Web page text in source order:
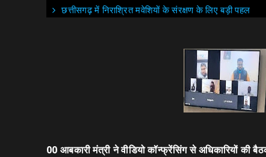
छत्तीसगढ़ में निराश्रित मवेशियों के संरक्षण के लिए बड़ी पहल
00 आबकारी मंत्री ने वीडियो कॉन्फ्रेंसिंग से अधिकारियों की